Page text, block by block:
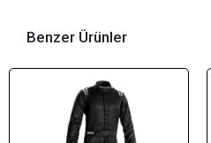
Benzer Ürünler